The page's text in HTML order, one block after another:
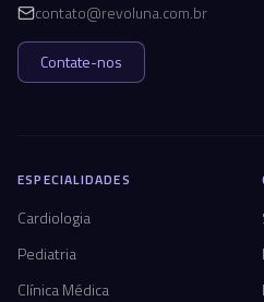
contato@revoluna.com.br
Contate-nos
ESPECIALIDADES
Cardiologia
Pediatria
Clínica Médica